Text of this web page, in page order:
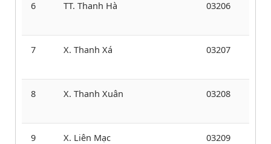
6 TT. Thanh Hà 03206
7 X. Thanh Xá 03207
8 X. Thanh Xuân 03208
9 X. Liên Mạc 03209